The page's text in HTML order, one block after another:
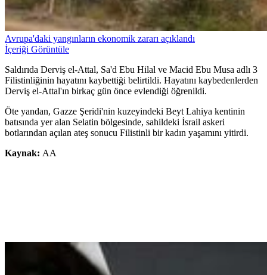
Avrupa'daki yangınların ekonomik zararı açıklandı
İçeriği Görüntüle
Saldırıda Derviş el-Attal, Sa'd Ebu Hilal ve Macid Ebu Musa adlı 3
Filistinliğinin hayatını kaybettiği belirtildi. Hayatını kaybedenlerden
Derviş el-Attal'ın birkaç gün önce evlendiği öğrenildi.
Öte yandan, Gazze Şeridi'nin kuzeyindeki Beyt Lahiya kentinin
batısında yer alan Selatin bölgesinde, sahildeki İsrail askeri
botlarından açılan ateş sonucu Filistinli bir kadın yaşamını yitirdi.
Kaynak: AA